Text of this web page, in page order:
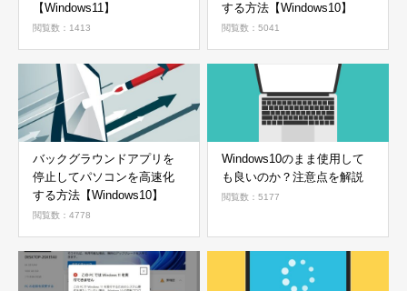
【Windows11】
閲覧数：1413
する方法【Windows10】
閲覧数：5041
バックグラウンドアプリを
停止してパソコンを高速化
する方法【Windows10】
閲覧数：4778
Windows10のまま使用して
も良いのか？注意点を解説
閲覧数：5177